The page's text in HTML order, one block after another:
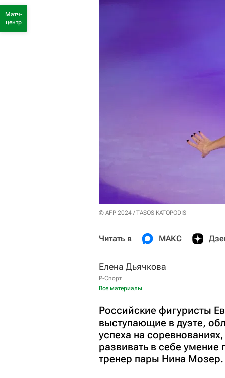
© AFP 2024 / TASOS KATOPODIS
Читать в МАКС
Елена Дьячкова
Р-Спорт
Все материалы
Российские фигуристы
выступающие в дуэте,
успеха на
развивать в себе умение
тренер пары Нина Мозер.
Матч-
центр